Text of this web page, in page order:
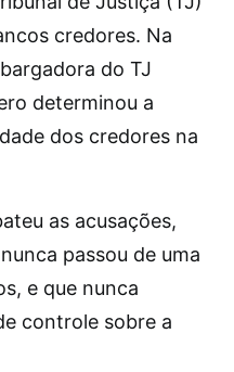
credores. Na
do TJ
determinou a
dos credores na
as acusações,
passou de uma
e que nunca
controle sobre a